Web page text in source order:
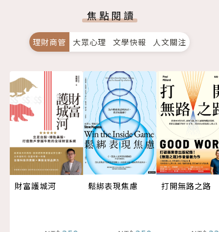
焦點閱讀
理財商管 大眾心理 文學快報 人文關注
財富護城河 鬆綁表現焦慮 打開無路之路